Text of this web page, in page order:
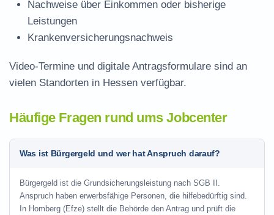
Nachweise über Einkommen oder bisherige
Leistungen
Krankenversicherungsnachweis
Video-Termine und digitale Antragsformulare sind an
vielen Standorten in Hessen verfügbar.
Häufige Fragen rund ums Jobcenter
Was ist Bürgergeld und wer hat Anspruch darauf?
Bürgergeld ist die Grundsicherungsleistung nach SGB II.
Anspruch haben erwerbsfähige Personen, die hilfebedürftig sind.
In Homberg (Efze) stellt die Behörde den Antrag und prüft die